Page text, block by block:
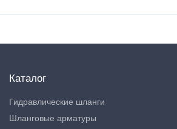
Каталог
Гидравлические шланги
Шланговые арматуры